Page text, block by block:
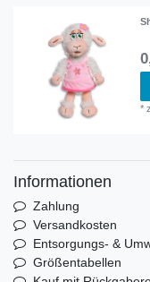
*
Informationen
Zahlung
Versandkosten
Entsorgungs- &
Größentabellen